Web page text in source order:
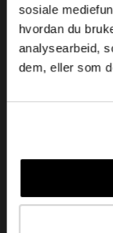
sosiale
hvordan du
analysearbeid,
dem, eller som
Telefon: +47 22
E-post:
Nyttige
Datablad
Om oss